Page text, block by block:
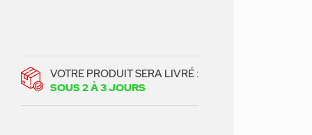
VOTRE PRODUIT SERA LIVRÉ :
SOUS 2 À 3 JOURS